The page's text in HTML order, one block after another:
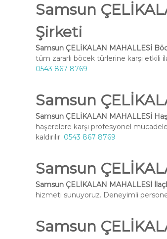
Samsun
Şirketi
Samsun ÇELİKALAN MAHALLESİ
tüm zararlı böcek türlerine karşı etkili
0543 867 8769
Samsun
Samsun ÇELİKALAN MAHALLESİ
haşerelere karşı profesyonel
kaldırılır. 0543 867 8769
Samsun
Samsun ÇELİKALAN MAHALLESİ
hizmeti sunuyoruz. Deneyimli
Samsun